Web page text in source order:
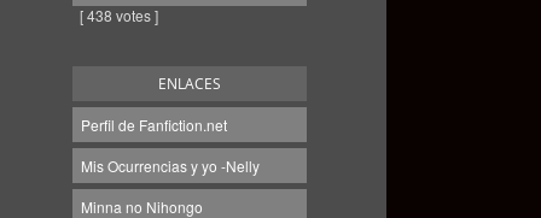
[ 438 votes ]
ENLACES
Perfil de Fanfiction.net
Mis Ocurrencias y yo -Nelly
Minna no Nihongo